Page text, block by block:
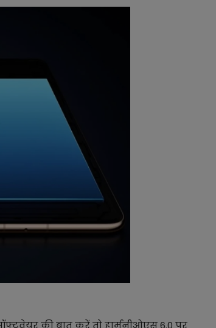
की बात करें तो हार्मनीओएस 6.0 पर